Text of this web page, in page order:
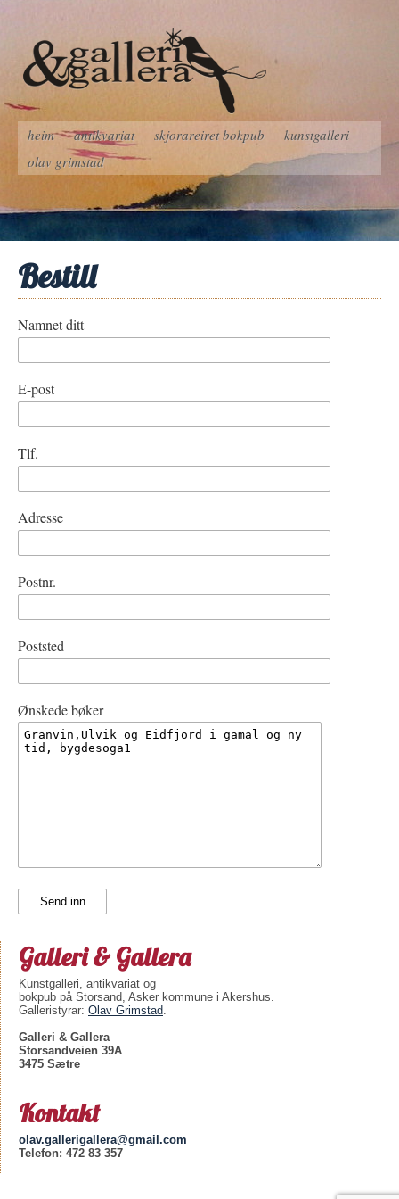
heim antikvariat skjorareiret bokpub
kunstgalleri
olav grimstad
Bestill
Namnet ditt
E-post
Tlf.
Adresse
Postnr.
Poststed
Ønskede bøker
Galleri & Gallera
Kunstgalleri, antikvariat og
bokpub på Storsand, Asker kommune i Akershus.
Galleristyrar: Olav Grimstad.
Galleri & Gallera
Storsandveien 39A
3475 Sætre
Kontakt
olav.gallerigallera@gmail.com
Telefon: 472 83 357